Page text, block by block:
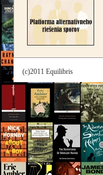
(c)2011 Equilibris